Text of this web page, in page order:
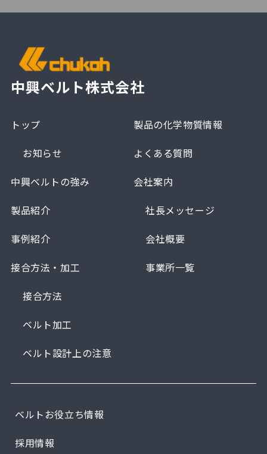
中興ベルト株式会社
トップ
お知らせ
中興ベルトの強み
製品紹介
事例紹介
接合方法・加工
接合方法
ベルト加工
ベルト設計上の注意
製品の化学物質情報
よくある質問
会社案内
社長メッセージ
会社概要
事業所一覧
ベルトお役立ち情報
採用情報